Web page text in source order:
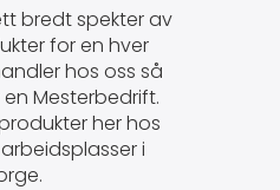
bredt spekter av
for en hver
hos oss så
Mesterbedrift.
her hos
i